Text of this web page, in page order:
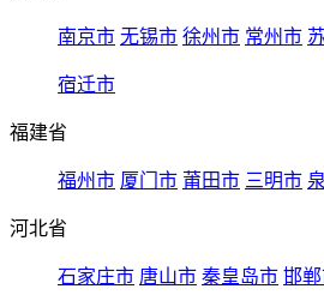
南京市 无锡市 徐州市 常州市
宿迁市
福建省
福州市 厦门市 莆田市 三明市
河北省
石家庄市 唐山市 秦皇岛市 邯